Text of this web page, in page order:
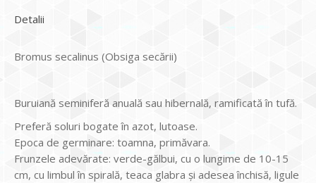
Detalii
Bromus secalinus (Obsiga secării)
Buruiană seminiferă anuală sau hibernală, ramificată în tufă.
Preferă soluri bogate în azot, lutoase.
Epoca de germinare: toamna, primăvara.
Frunzele adevărate: verde-gălbui, cu o lungime de 10-15
cm, cu limbul în spirală, teaca glabra şi adesea închisă, ligule